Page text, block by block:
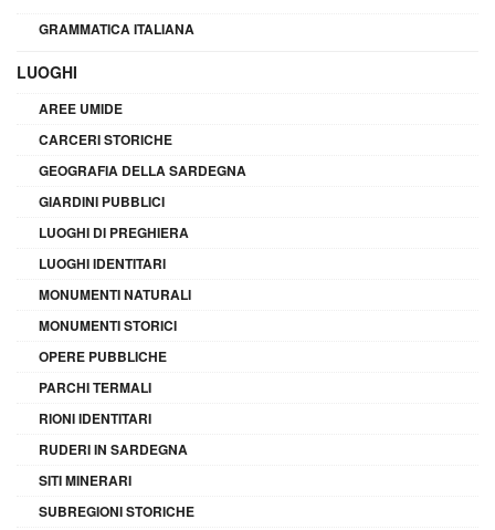
GRAMMATICA ITALIANA
LUOGHI
AREE UMIDE
CARCERI STORICHE
GEOGRAFIA DELLA SARDEGNA
GIARDINI PUBBLICI
LUOGHI DI PREGHIERA
LUOGHI IDENTITARI
MONUMENTI NATURALI
MONUMENTI STORICI
OPERE PUBBLICHE
PARCHI TERMALI
RIONI IDENTITARI
RUDERI IN SARDEGNA
SITI MINERARI
SUBREGIONI STORICHE